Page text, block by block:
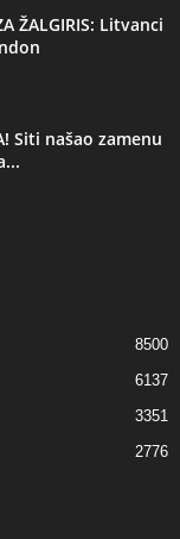
ŽALGIRIS: Litvanci
Siti našao zamenu
8500
6137
3351
2776